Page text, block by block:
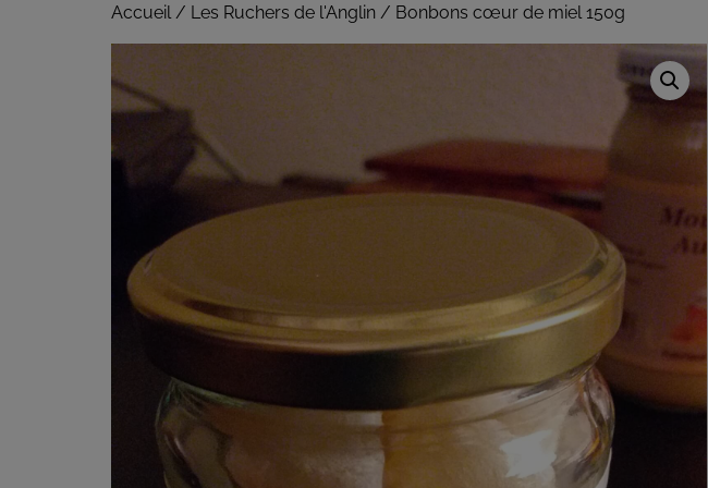
Accueil/ Les Ruchers de l'Anglin / Bonbons cœur de miel 150g